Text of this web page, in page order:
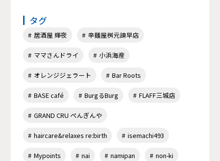
タグ
居酒屋 輝夜 辛麺屋桝元諫早店
ママさんドライ 小浜海産
オレンジジェラート Bar Roots
BASE café BurgるBurg FLAFF三城店
GRAND CRU ぺんぎんや
haircare&relaxes re:birth isemachi493
Mypoints nai namipan non-ki